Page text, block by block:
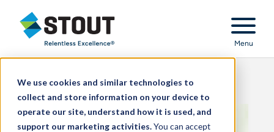
We use cookies and similar technologies to
collect and store information on your device to
operate our site, understand how it is used, and
support our marketing activities.You can accept
Stout Relentless Excellence
Menu